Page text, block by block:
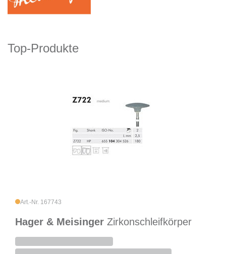
Top-Produkte
Art.-Nr. 167743
Hager & Meisinger Zirkonschleifkörper